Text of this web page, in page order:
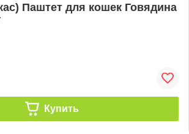
Паштет для кошек Говядина
Купить